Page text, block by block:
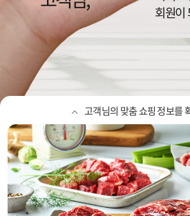
정보를 확인하세요
회원이
고객님의 맞춤 쇼핑 정보를